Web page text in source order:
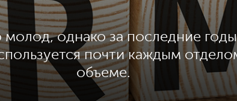
молод, однако за последние
почти каждым
объеме.